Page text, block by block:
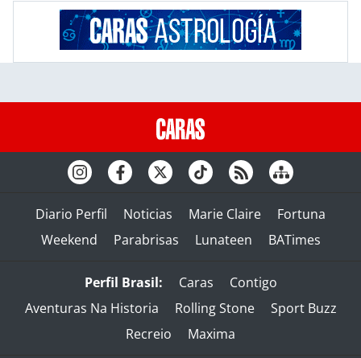
Diario Perfil Noticias Marie Claire
Fortuna
Weekend
Parabrisas Lunateen BATimes
Perfil Brasil: Caras
Contigo
Aventuras Na Historia
Rolling Stone
Sport Buzz
Recreio
Maxima